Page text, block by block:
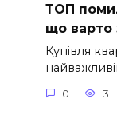
ТОП
що варто
Купівля
0 3